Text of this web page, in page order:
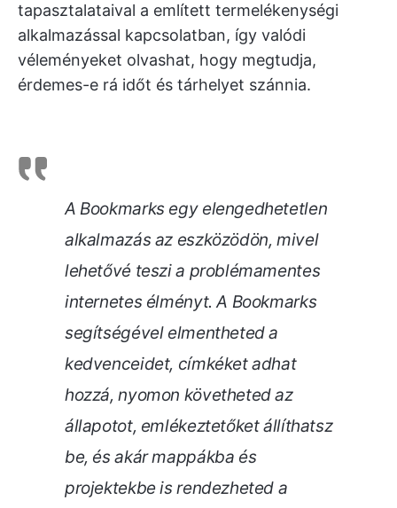
tapasztalataival a említett termelékenységi
alkalmazással kapcsolatban, így valódi
véleményeket olvashat, hogy megtudja,
érdemes-e rá időt és tárhelyet szánnia.
A Bookmarks egy elengedhetetlen
alkalmazás az eszközödön, mivel
lehetővé teszi a problémamentes
internetes élményt. A Bookmarks
segítségével elmentheted a
kedvenceidet, címkéket adhat
hozzá, nyomon követheted az
állapotot, emlékeztetőket állíthatsz
be, és akár mappákba és
projektekbe is rendezheted a